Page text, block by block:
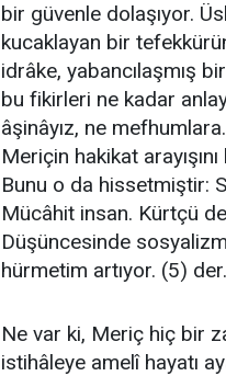
bir güvenle dolaşıyor.
kucaklayan bir
idrâke, yabancılaşmış
bu fikirleri ne kadar
âşinâyız, ne
Meriçin hakikat
Bunu o da hissetmiştir:
Mücâhit insan. Kürtçü
Düşüncesinde
hürmetim artıyor. (5) der.
Ne var ki, Meriç hiç bir
istihâleye amelî hayatı